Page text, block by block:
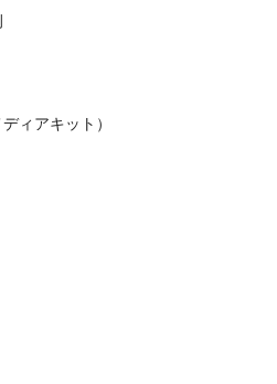
ィアキット）